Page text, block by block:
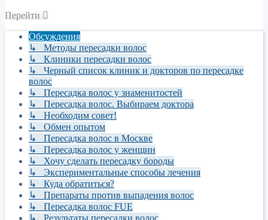
Перейти
Обсуждения
↳ Методы пересадки волос
↳ Клиники пересадки волос
↳ Черный список клиник и докторов по пересадке
волос
↳ Пересадка волос у знаменитостей
↳ Пересадка волос. Выбираем доктора
↳ Необходим совет!
↳ Обмен опытом
↳ Пересадка волос в Москве
↳ Пересадка волос у женщин
↳ Хочу сделать пересадку бороды
↳ Экспериментальные способы лечения
↳ Куда обратиться?
↳ Препараты против выпадения волос
↳ Пересадка волос FUE
↳ Результаты пересадки волос